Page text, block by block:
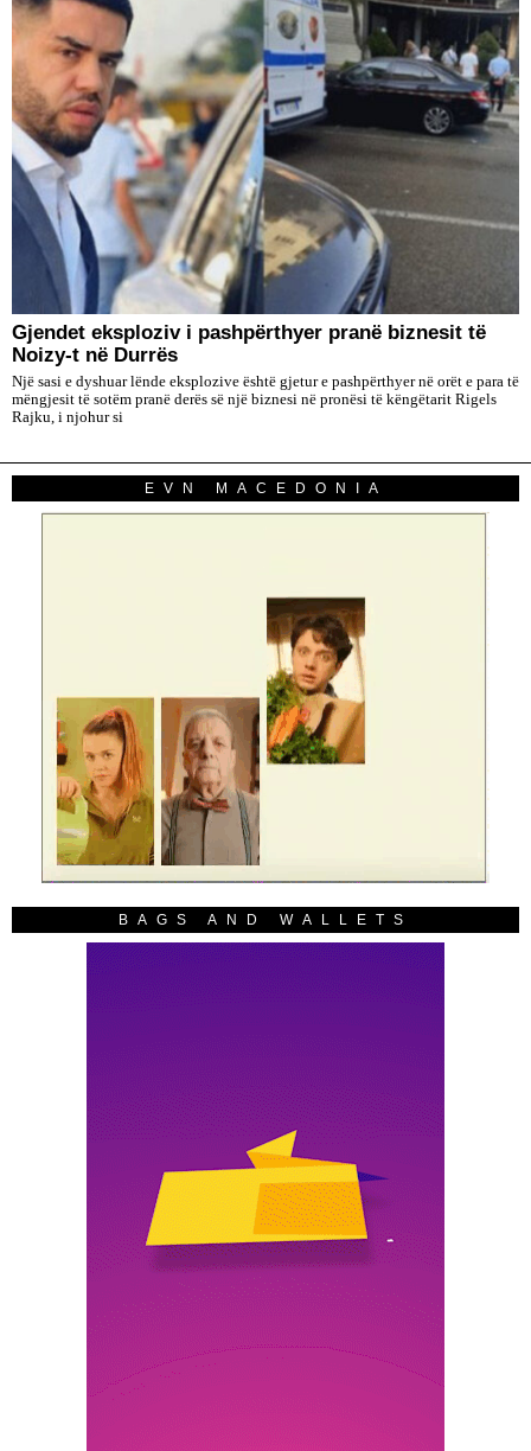
Gjendet eksploziv i pashpërthyer pranë biznesit të
Noizy-t në Durrës
Një sasi e dyshuar lënde eksplozive është gjetur e pashpërthyer në orët e para të
mëngjesit të sotëm pranë derës së një biznesi në pronësi të këngëtarit Rigels
Rajku, i njohur si
EVN MACEDONIA
BAGS AND WALLETS